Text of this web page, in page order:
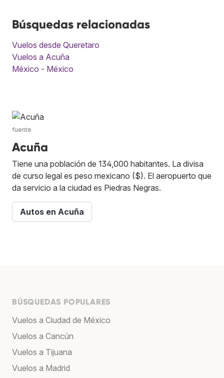
Búsquedas relacionadas
Vuelos desde Queretaro
Vuelos a Acuña
México - México
fuente
Acuña
Tiene una población de 134,000 habitantes. La divisa
de curso legal es peso mexicano ($). El aeropuerto que
da servicio a la ciudad es Piedras Negras.
Autos en Acuña
BÚSQUEDAS POPULARES
Vuelos a Ciudad de México
Vuelos a Cancún
Vuelos a Tijuana
Vuelos a Madrid